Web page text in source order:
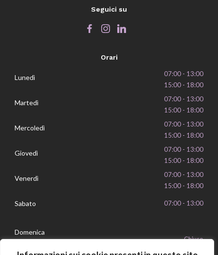
Seguici su
Orari
Lunedì
07:00 - 13:00
15:00 - 18:00
Martedì
07:00 - 13:00
15:00 - 18:00
Mercoledì
07:00 - 13:00
15:00 - 18:00
Giovedì
07:00 - 13:00
15:00 - 18:00
Venerdì
07:00 - 13:00
15:00 - 18:00
Sabato 07:00 - 13:00
Domenica
Chiuso